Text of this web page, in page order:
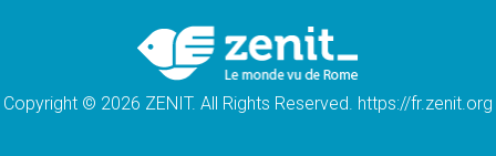
Léon XIV au Pérou, une lueur d'espoir pour
un peuple en quête de paix
Copyright © 2026 ZENIT. All Rights Reserved. https://fr.zenit.org